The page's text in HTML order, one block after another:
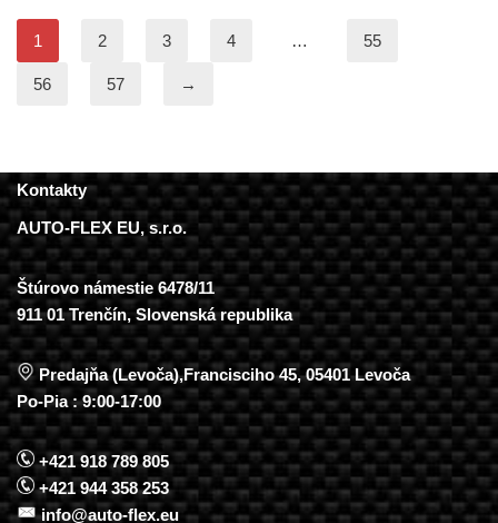
1 2 3 4 … 55
56 57 →
Kontakty
AUTO-FLEX EU, s.r.o.
Štúrovo námestie 6478/11
911 01 Trenčín, Slovenská republika
Predajňa (Levoča),Francisciho 45, 05401 Levoča
Po-Pia : 9:00-17:00
+421 918 789 805
+421 944 358 253
info@auto-flex.eu